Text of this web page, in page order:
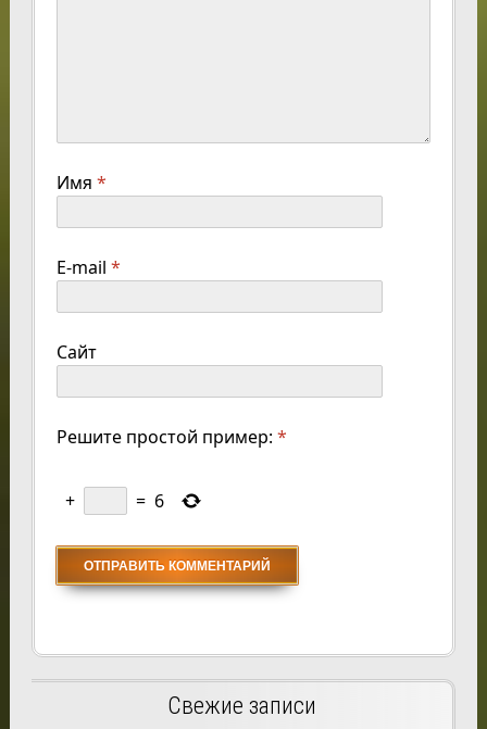
Имя *
E-mail *
Сайт
Решите простой пример: *
+ = 6
Свежие записи